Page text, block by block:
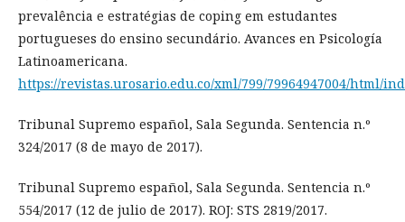
prevalência e estratégias de coping em estudantes
portugueses do ensino secundário. Avances en Psicología
Latinoamericana.
https://revistas.urosario.edu.co/xml/799/79964947004/html/
Tribunal Supremo español, Sala Segunda. Sentencia n.º
324/2017 (8 de mayo de 2017).
Tribunal Supremo español, Sala Segunda. Sentencia n.º
554/2017 (12 de julio de 2017). ROJ: STS 2819/2017.